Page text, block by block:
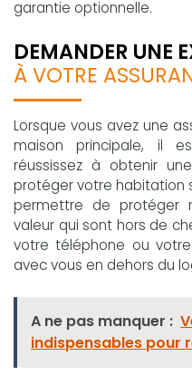
garantie optionnelle.
DEMANDER UNE
À VOTRE
Lorsque vous avez une
maison principale, il
réussissez à obtenir
protéger votre habitation
permettre de protéger
valeur qui sont hors de
votre téléphone ou
avec vous en dehors du
A ne pas manquer :
indispensables pour